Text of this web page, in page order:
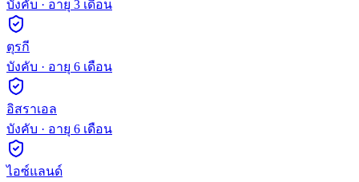
บังคับ · อายุ 3 เดือน
ตุรกี
บังคับ · อายุ 6 เดือน
อิสราเอล
บังคับ · อายุ 6 เดือน
ไอซ์แลนด์